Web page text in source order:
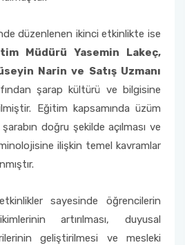
düzenlenen ikinci etkinlikte ise
Müdürü Yasemin Lakeç,
Narin ve Satış Uzmanı
şarap kültürü ve bilgisine
Eğitim kapsamında üzüm
doğru şekilde açılması ve
ilişkin temel kavramlar
sayesinde öğrencilerin
artırılması, duyusal
geliştirilmesi ve mesleki